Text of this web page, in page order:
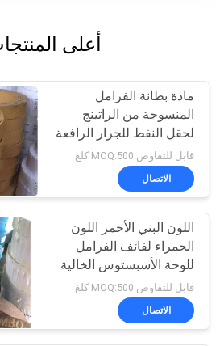
أعلى
مادة بطانة الفرامل
المنسوجة من الراتينج
لحقل النفط للجرار الرافعة
للرافعة البحرية
قابل للتفاوض MOQ:500 كلغ
الاتصال
اللون البني الأحمر اللون
الحمراء لفائف الفرامل
للوحة الأسبستوس الخالية
من الاستخدام في جرارات
الشاشة العاكسة لفائف
الفرامل
قابل للتفاوض MOQ:500 كلغ
الاتصال